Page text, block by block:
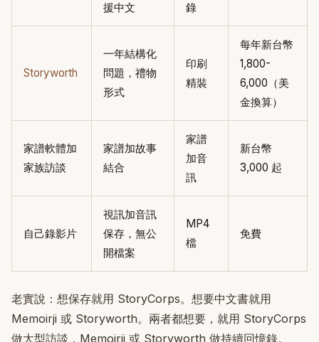
援中文
錄
Storyworth
一年結構化
問題，禮物
形式
印刷
精裝
每年新台幣
1,800-
6,000（美
金換算）
家譜軟體加
家族訪談
家譜加故事
結合
家譜
加音
訊
新台幣
3,000 起
自己錄影片
視訊加音訊
保存，無公
開檔案
MP4
檔
免費
老實說：想保存就用 StoryCorps。想要中文書就用
Memoirji 或 Storyworth。兩者都想要，就用 StoryCorps
做大型訪談，Memoirji 或 Storyworth 做持續回憶錄。